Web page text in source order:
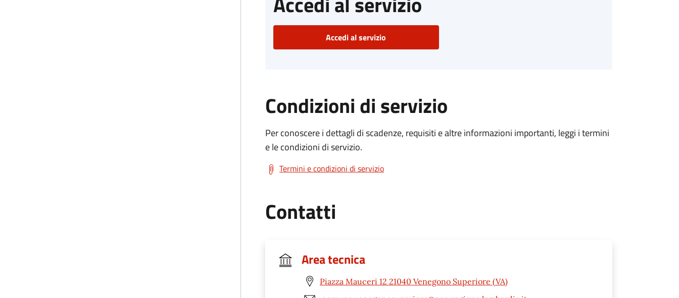
Accedi al servizio
Condizioni di servizio
Per conoscere i dettagli di scadenze, requisiti e altre informazioni importanti, leggi i termini
e le condizioni di servizio.
Termini e condizioni di servizio
Contatti
Area tecnica
Piazza Mauceri 12 21040 Venegono Superiore (VA)